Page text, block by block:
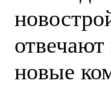
новые